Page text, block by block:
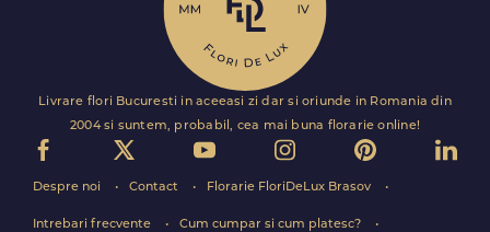
Livrare flori Bucuresti in aceeasi zi dar si oriunde in Romania din
2004 si suntem, probabil, cea mai buna florarie online!
Despre noi Contact Florarie FloriDeLux Brasov
Intrebari frecvente Cum cumpar si cum platesc?